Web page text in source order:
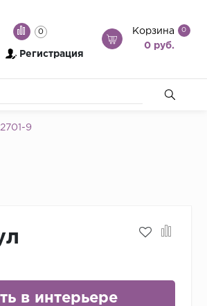
0
Регистрация
Корзина 0
0 руб.
9
в интерьере